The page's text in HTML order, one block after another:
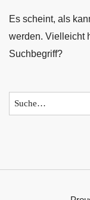
Es scheint, als
werden. Vielleicht
Suchbegriff?